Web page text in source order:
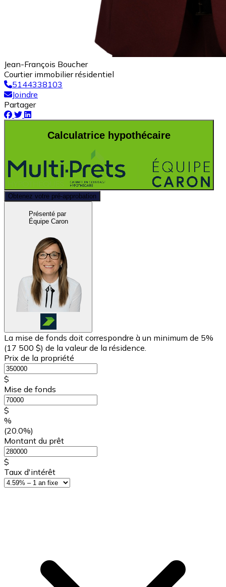
Jean-François Boucher
Courtier immobilier résidentiel
5144338103
Joindre
Partager
Calculatrice hypothécaire
Obtenez votre pré-approbation
Présenté par
Équipe Caron
La mise de fonds doit correspondre à un minimum de 5%
(17 500 $) de la valeur de la résidence.
Prix de la propriété
$
Mise de fonds
$
%
(20.0%)
Montant du prêt
$
Taux d'intérêt